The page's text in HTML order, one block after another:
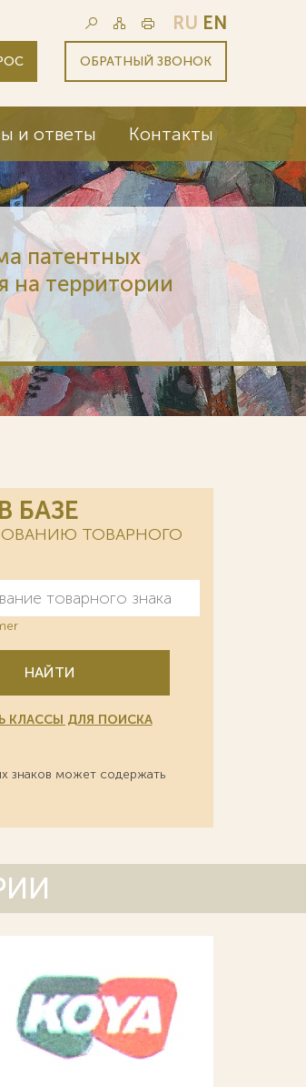
RU EN
ОБРАТНЫЙ ЗВОНОК
и ответы Контакты
патентных
на территории
БАЗЕ
ТОВАРНОГО
НАЙТИ
КЛАССЫ ДЛЯ ПОИСКА
знаков может содержать